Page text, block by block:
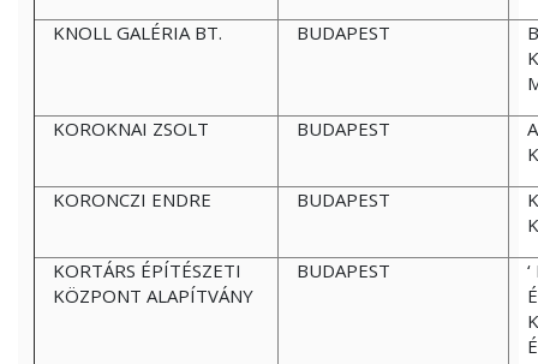
KNOLL GALÉRIA BT.
BUDAPEST
KOROKNAI ZSOLT
BUDAPEST
KORONCZI ENDRE
BUDAPEST
KORTÁRS ÉPÍTÉSZETI
KÖZPONT ALAPÍTVÁNY
BUDAPEST